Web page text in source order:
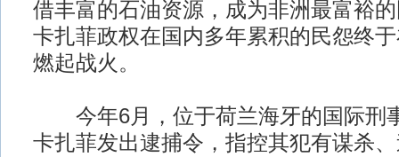
借丰富的石油资源，成为非洲最富裕
卡扎菲政权在国内多年累积的民怨终
燃起战火。
今年6月，位于荷兰海牙的国际刑
卡扎菲发出逮捕令，指控其犯有谋杀